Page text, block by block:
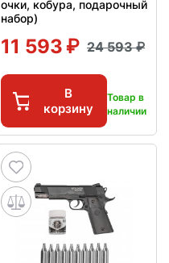
очки, кобура, подарочный
набор)
11 593 24 593
В
корзину
Товар в
наличии